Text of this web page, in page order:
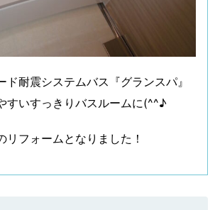
ド耐震システムバス『グランスパ』
すいすっきりバスルームに(^^♪
リフォームとなりました！